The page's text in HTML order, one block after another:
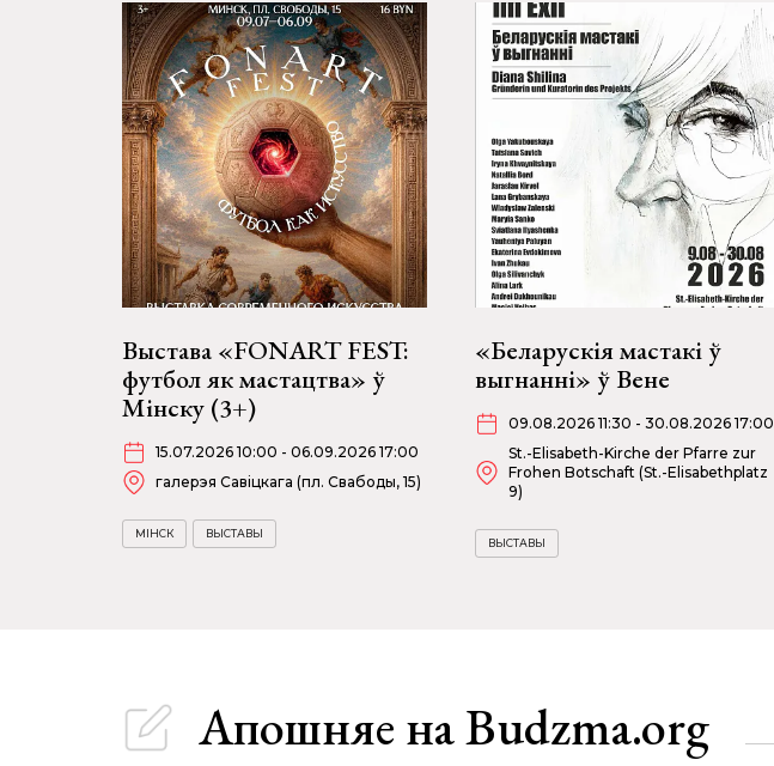
Выстава «FONART FEST:
футбол як мастацтва» ў
Мінску (3+)
15.07.2026 10:00 - 06.09.2026 17:00
галерэя Савіцкага (пл. Свабоды, 15)
МІНСК ВЫСТАВЫ
«Беларускія мастакі ў
выгнанні» ў Вене
09.08.2026 11:30 - 30.08.2026 17:00
St.-Elisabeth-Kirche der Pfarre zur
Frohen Botschaft (St.-Elisabethplatz
9)
ВЫСТАВЫ
Апошняе на Budzma.org